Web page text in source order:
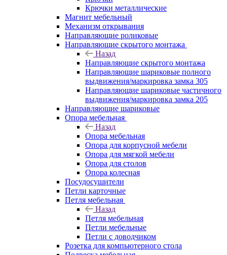
Крючки металлические
Магнит мебельный
Механизм открывания
Направляющие роликовые
Направляющие скрытого монтажа
Назад
Направляющие скрытого монтажа
Направляющие шариковые полного
выдвижения/маркировка замка 305
Направляющие шариковые частичного
выдвижения/маркировка замка 205
Направляющие шариковые
Опора мебельная
Назад
Опора мебельная
Опора для корпусной мебели
Опора для мягкой мебели
Опора для столов
Опора колесная
Посудосушители
Петли карточные
Петля мебельная
Назад
Петля мебельная
Петли мебельные
Петли с доводчиком
Розетка для компьютерного стола